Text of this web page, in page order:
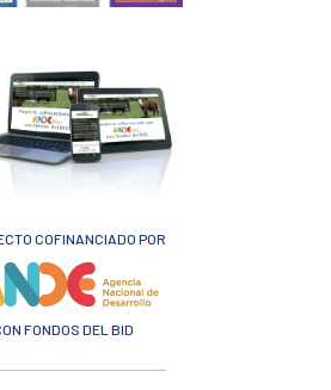
COFINANCIADO POR
FONDOS DEL BID